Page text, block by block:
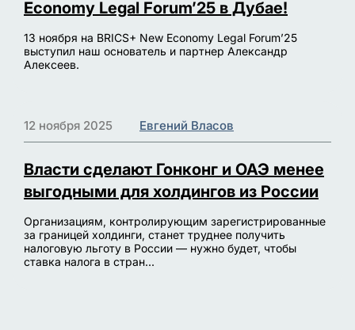
Economy Legal Forum’25 в Дубае!
13 ноября на BRICS+ New Economy Legal Forum’25
выступил наш основатель и партнер Александр
Алексеев.
12 ноября 2025 Евгений Власов
Власти сделают Гонконг и ОАЭ менее
выгодными для холдингов из России
Организациям, контролирующим зарегистрированные
за границей холдинги, станет труднее получить
налоговую льготу в России — нужно будет, чтобы
ставка налога в стран...